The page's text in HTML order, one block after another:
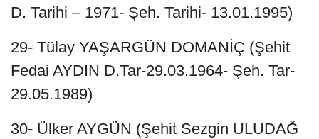
D. Tarihi – 1971- Şeh. Tarihi- 13.01.1995)
29- Tülay YAŞARGÜN DOMANİÇ (Şehit
Fedai AYDIN D.Tar-29.03.1964- Şeh. Tar-
29.05.1989)
30- Ülker AYGÜN (Şehit Sezgin ULUDAĞ